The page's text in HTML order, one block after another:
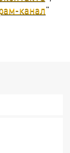
канал"